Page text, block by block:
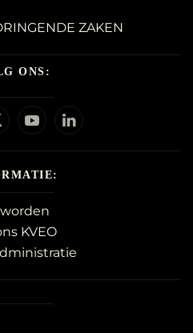
ZAKEN
ONS:
KVEO